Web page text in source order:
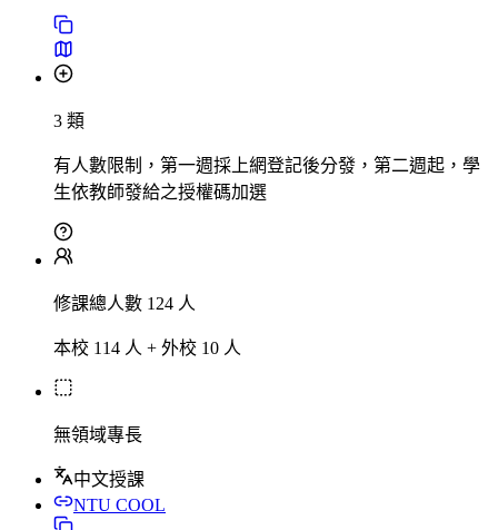
3 類
有人數限制，第一週採上網登記後分發，第二週起，學
生依教師發給之授權碼加選
修課總人數 124 人
本校 114 人 + 外校 10 人
無領域專長
中文授課
NTU COOL